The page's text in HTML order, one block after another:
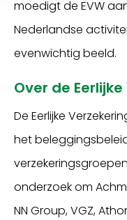
moedigt de EVW
Nederlandse
evenwichtig beeld.
Over de
De Eerlijke
het
onderzoek om
NN Group, VGZ,